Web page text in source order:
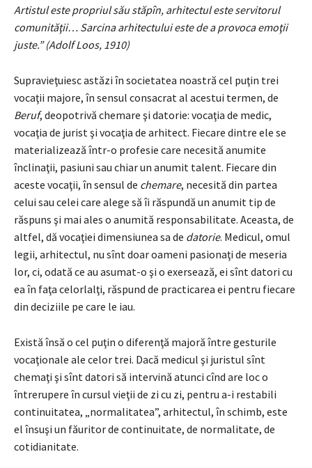
Artistul este propriul său stăpîn, arhitectul este servitorul
comunităţii… Sarcina arhitectului este de a provoca emoţii
juste.” (Adolf Loos, 1910)
Supravieţuiesc astăzi în societatea noastră cel puţin trei
vocaţii majore, în sensul consacrat al acestui termen, de
Beruf, deopotrivă chemare şi datorie: vocaţia de medic,
vocaţia de jurist şi vocaţia de arhitect. Fiecare dintre ele se
materializează într-o profesie care necesită anumite
înclinaţii, pasiuni sau chiar un anumit talent. Fiecare din
aceste vocaţii, în sensul de chemare, necesită din partea
celui sau celei care alege să îi răspundă un anumit tip de
răspuns şi mai ales o anumită responsabilitate. Aceasta, de
altfel, dă vocaţiei dimensiunea sa de datorie. Medicul, omul
legii, arhitectul, nu sînt doar oameni pasionaţi de meseria
lor, ci, odată ce au asumat-o şi o exersează, ei sînt datori cu
ea în faţa celorlalţi, răspund de practicarea ei pentru fiecare
din deciziile pe care le iau.
Există însă o cel puţin o diferenţă majoră între gesturile
vocaţionale ale celor trei. Dacă medicul şi juristul sînt
chemaţi şi sînt datori să intervină atunci cînd are loc o
întrerupere în cursul vieţii de zi cu zi, pentru a-i restabili
continuitatea, „normalitatea”, arhitectul, în schimb, este
el însuşi un făuritor de continuitate, de normalitate, de
cotidianitate.